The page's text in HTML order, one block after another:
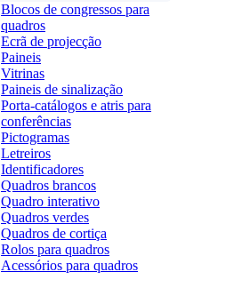
Blocos de congressos para
quadros
Ecrã de projecção
Paineis
Vitrinas
Paineis de sinalização
Porta-catálogos e atris para
conferências
Pictogramas
Letreiros
Identificadores
Quadros brancos
Quadro interativo
Quadros verdes
Quadros de cortiça
Rolos para quadros
Acessórios para quadros